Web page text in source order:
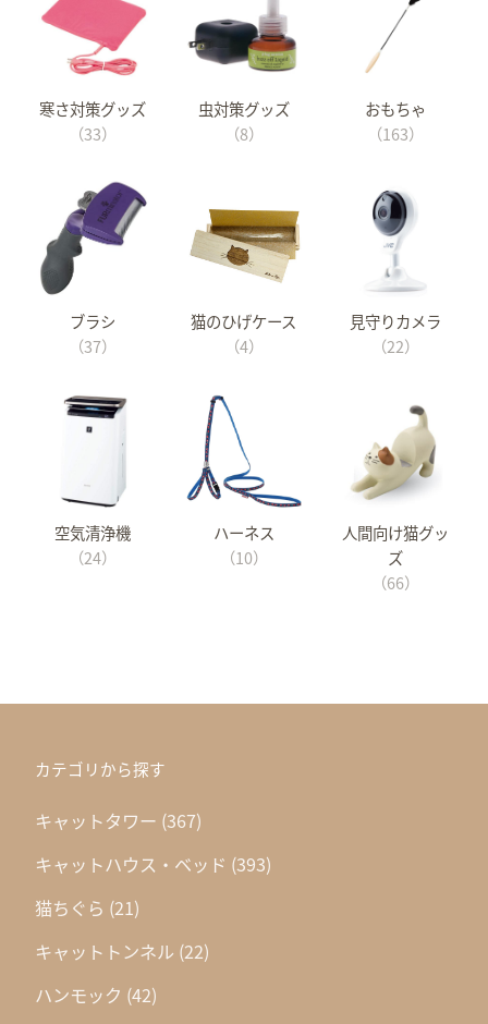
寒さ対策グッズ
（33）
虫対策グッズ
（8）
おもちゃ
（163）
ブラシ
（37）
猫のひげケース
（4）
見守りカメラ
（22）
空気清浄機
（24）
ハーネス
（10）
人間向け猫グッ
ズ
（66）
カテゴリから探す
キャットタワー (367)
キャットハウス・ベッド (393)
猫ちぐら (21)
キャットトンネル (22)
ハンモック (42)